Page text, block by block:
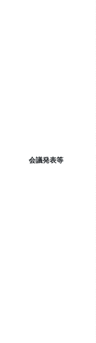
会議発表等